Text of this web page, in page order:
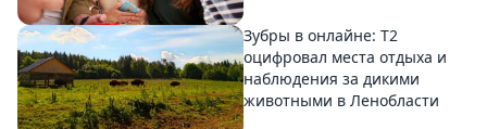
Зубры в онлайне: Т2
оцифровал места отдыха и
наблюдения за дикими
животными в Ленобласти